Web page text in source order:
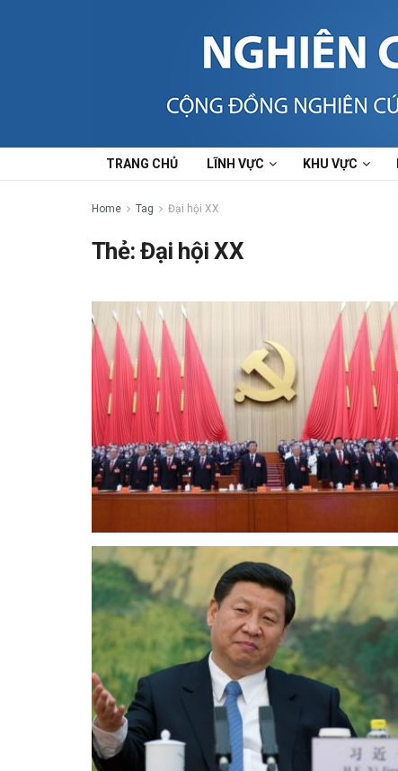
TRANG CHỦ LĨNH VỰC KHU VỰC
Home Tag Đại hội XX
Thẻ:Đại hội XX